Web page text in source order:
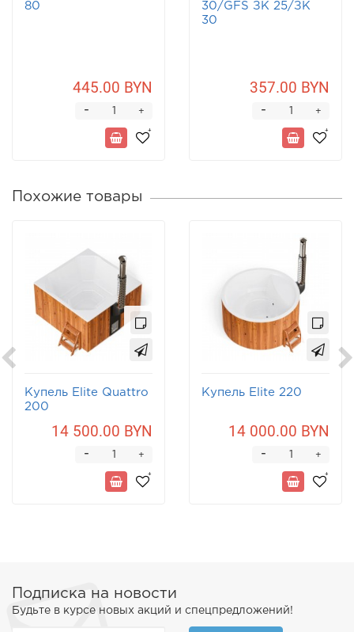
80
445.00 BYN
+
-
30/GFS ЗК 25/ЗК
30
357.00 BYN
+
-
Похожие товары
Купель Elite Quattro
200
14 500.00 BYN
+
-
Купель Elite 220
14 000.00 BYN
+
-
Подписка на новости
Будьте в курсе новых акций и спецпредложений!